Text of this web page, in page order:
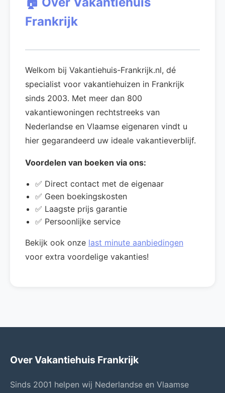
Frankrijk
Welkom bij Vakantiehuis-Frankrijk.nl, dé
specialist voor vakantiehuizen in Frankrijk
sinds 2003. Met meer dan 800
vakantiewoningen rechtstreeks van
Nederlandse en Vlaamse eigenaren vindt u
hier gegarandeerd uw ideale vakantieverblijf.
Voordelen van boeken via ons:
✅ Direct contact met de eigenaar
✅ Geen boekingskosten
✅ Laagste prijs garantie
✅ Persoonlijke service
Bekijk ook onze last minute aanbiedingen
voor extra voordelige vakanties!
Over Vakantiehuis Frankrijk
Sinds 2001 helpen wij Nederlandse en Vlaamse